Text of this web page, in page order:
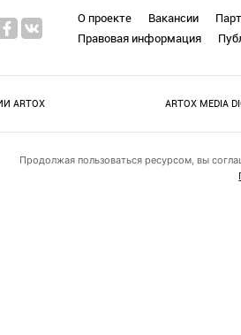
О проекте Вакансии
Правовая информация
ARTOX ARTOX MEDIA
Продолжая пользоваться ресурсом, вы